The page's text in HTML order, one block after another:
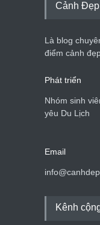
Cảnh
Là blog
điểm cảnh
Phát triển
Nhóm sinh
yêu Du Lịch
Email
Kênh